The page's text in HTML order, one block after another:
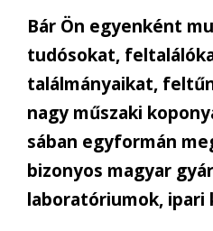
Bár Ön egyenként
tudósokat,
találmányaikat,
nagy műszaki
sában egyformán
bizonyos magyar
laboratóriumok, ipari